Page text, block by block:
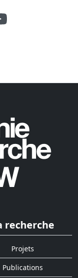
recherche
Projets
Publications